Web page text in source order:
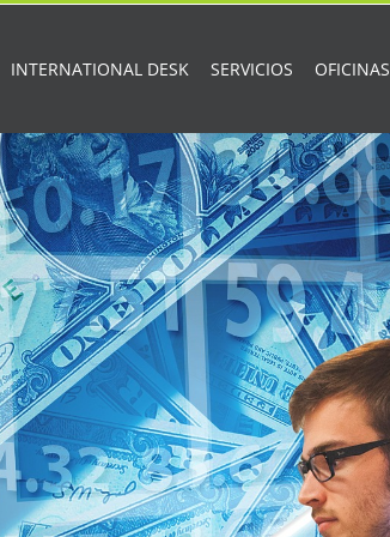
INTERNATIONAL DESK SERVICIOS OFICINAS